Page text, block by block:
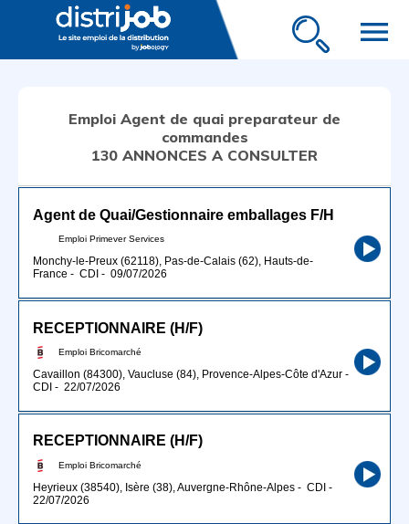
menu
Emploi Agent de quai preparateur de
commandes
130 ANNONCES A CONSULTER
Agent de Quai/Gestionnaire emballages F/H
Emploi Primever Services
Monchy-le-Preux (62118), Pas-de-Calais (62), Hauts-de-
France - CDI - 09/07/2026
RECEPTIONNAIRE (H/F)
Emploi Bricomarché
Cavaillon (84300), Vaucluse (84), Provence-Alpes-Côte d'Azur -
CDI - 22/07/2026
RECEPTIONNAIRE (H/F)
Emploi Bricomarché
Heyrieux (38540), Isère (38), Auvergne-Rhône-Alpes - CDI -
22/07/2026